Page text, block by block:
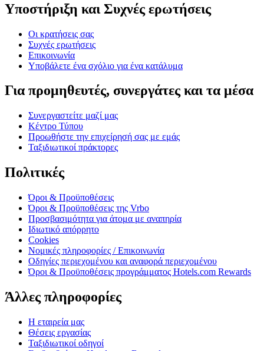
Υποστήριξη και Συχνές ερωτήσεις
Οι κρατήσεις σας
Συχνές ερωτήσεις
Επικοινωνία
Υποβάλετε ένα σχόλιο για ένα κατάλυμα
Για προμηθευτές, συνεργάτες και τα μέσα
Συνεργαστείτε μαζί μας
Κέντρο Τύπου
Προωθήστε την επιχείρησή σας με εμάς
Ταξιδιωτικοί πράκτορες
Πολιτικές
Όροι & Προϋποθέσεις
Όροι & Προϋποθέσεις της Vrbo
Προσβασιμότητα για άτομα με αναπηρία
Ιδιωτικό απόρρητο
Cookies
Νομικές πληροφορίες / Επικοινωνία
Οδηγίες περιεχομένου και αναφορά περιεχομένου
Όροι & Προϋποθέσεις προγράμματος Hotels.com Rewards
Άλλες πληροφορίες
Η εταιρεία μας
Θέσεις εργασίας
Ταξιδιωτικοί οδηγοί